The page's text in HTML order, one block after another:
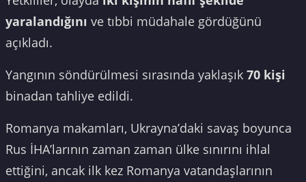
yaralandığını ve tıbbi müdahale gördüğünü
açıkladı.
Yangının söndürülmesi sırasında yaklaşık 70 kişi
binadan tahliye edildi.
Romanya makamları, Ukrayna’daki savaş boyunca
Rus İHA’larının zaman zaman ülke sınırını ihlal
ettiğini, ancak ilk kez Romanya vatandaşlarının